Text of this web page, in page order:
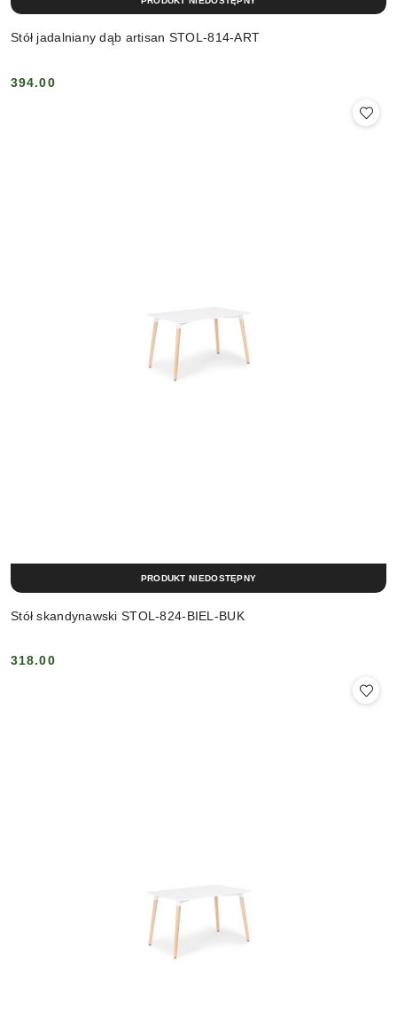
Stół jadalniany dąb artisan STOL-814-ART
Cena:
394.00
Stół skandynawski STOL-824-BIEL-BUK
Cena:
318.00
PRODUKT NIEDOSTĘPNY